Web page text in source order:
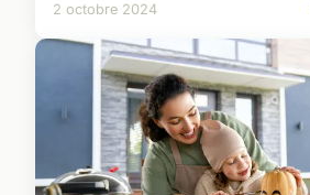
2 octobre 2024